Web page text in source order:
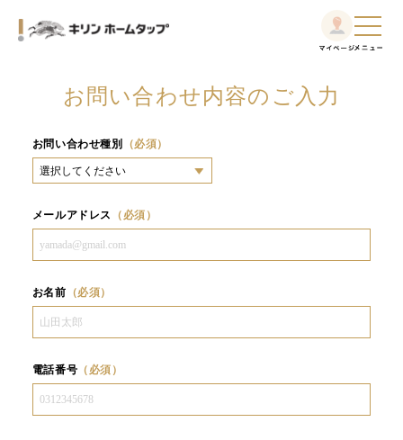
お問い合わせ内容のご入力
お問い合わせ種別 （必須）
メールアドレス （必須）
お名前 （必須）
電話番号 （必須）